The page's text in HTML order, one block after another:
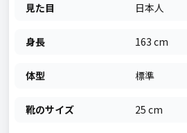
見た目 日本人
身長 163 cm
体型 標準
靴のサイズ 25 cm